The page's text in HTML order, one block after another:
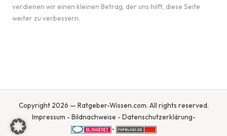
verdienen wir einen kleinen Betrag, der uns hilft, diese Seite
weiter zu verbessern.
Copyright 2026 — Ratgeber-Wissen.com. All rights reserved.
Impressum - Bildnachweise - Datenschutzerklärung-
-